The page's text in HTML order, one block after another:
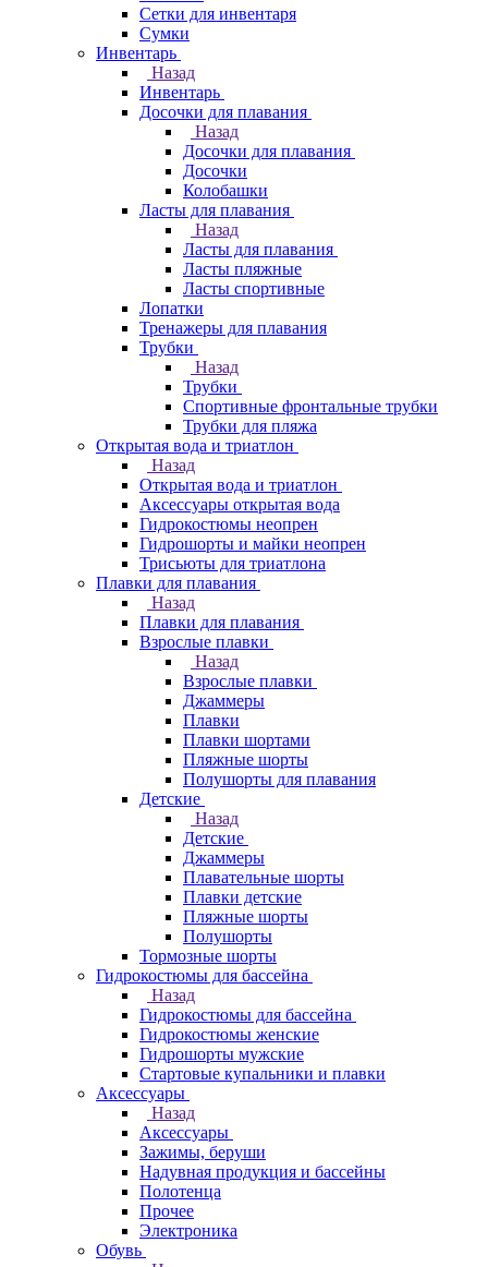
Сетки для инвентаря
Сумки
Инвентарь
Назад
Инвентарь
Досочки для плавания
Назад
Досочки для плавания
Досочки
Колобашки
Ласты для плавания
Назад
Ласты для плавания
Ласты пляжные
Ласты спортивные
Лопатки
Тренажеры для плавания
Трубки
Назад
Трубки
Спортивные фронтальные трубки
Трубки для пляжа
Открытая вода и триатлон
Назад
Открытая вода и триатлон
Аксессуары открытая вода
Гидрокостюмы неопрен
Гидрошорты и майки неопрен
Трисьюты для триатлона
Плавки для плавания
Назад
Плавки для плавания
Взрослые плавки
Назад
Взрослые плавки
Джаммеры
Плавки
Плавки шортами
Пляжные шорты
Полушорты для плавания
Детские
Назад
Детские
Джаммеры
Плавательные шорты
Плавки детские
Пляжные шорты
Полушорты
Тормозные шорты
Гидрокостюмы для бассейна
Назад
Гидрокостюмы для бассейна
Гидрокостюмы женские
Гидрошорты мужские
Стартовые купальники и плавки
Аксессуары
Назад
Аксессуары
Зажимы, беруши
Надувная продукция и бассейны
Полотенца
Прочее
Электроника
Обувь